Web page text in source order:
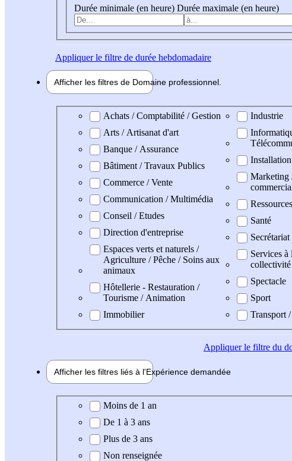
Durée minimale (en heure) Durée maximale (en heure)
Appliquerle filtre de durée hebdomadaire
Afficher les filtres de Domaine professionnel
Domaine professionel
Achats / Comptabilité / Gestion
Arts / Artisanat d'art
Banque / Assurance
Bâtiment / Travaux Publics
Commerce / Vente
Communication / Multimédia
Conseil / Etudes
Direction d'entreprise
Espaces verts et naturels /
Agriculture / Pêche / Soins aux
animaux
Hôtellerie - Restauration /
Tourisme / Animation
Immobilier
Industrie
Marketing
Santé
Services à
collectivité
Spectacle
Sport
Transport
Appliquerle filtre du
Afficher les filtres liés à l'Expérience demandée
Expérience demandée
Moins de 1 an
De 1 à 3 ans
Plus de 3 ans
Non renseignée